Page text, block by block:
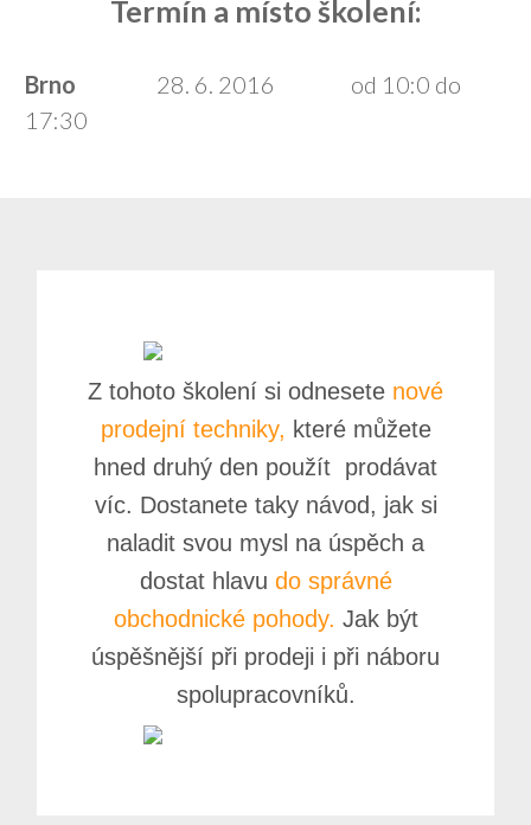
Termín a místo školení:
Brno
28. 6. 2016 od 10:0 do
17:30​​
Z tohoto školení si odnesete nové
prodejní techniky, které můžete
hned druhý den použít prodávat
víc. Dostanete taky návod, jak si
naladit svou mysl na úspěch a
dostat hlavu do správné
obchodnické pohody. Jak být
úspěšnější při prodeji i při náboru
spolupracovníků.